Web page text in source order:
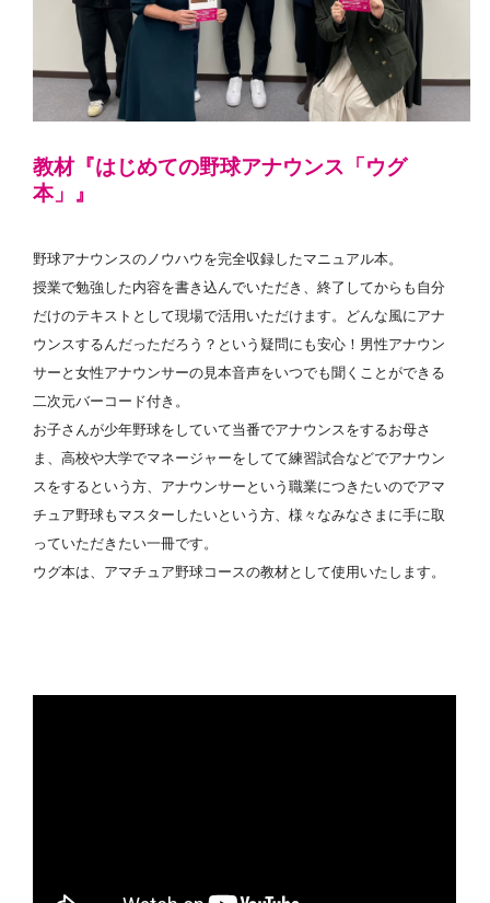
教材『はじめての野球アナウンス「ウグ
本」』
野球アナウンスのノウハウを完全収録したマニュアル本。
授業で勉強した内容を書き込んでいただき、終了してからも自分
だけのテキストとして現場で活用いただけます。どんな風にアナ
ウンスするんだっただろう？という疑問にも安心！男性アナウン
サーと女性アナウンサーの見本音声をいつでも聞くことができる
二次元バーコード付き。
お子さんが少年野球をしていて当番でアナウンスをするお母さ
ま、高校や大学でマネージャーをしてて練習試合などでアナウン
スをするという方、アナウンサーという職業につきたいのでアマ
チュア野球もマスターしたいという方、様々なみなさまに手に取
っていただきたい一冊です。
ウグ本は、アマチュア野球コースの教材として使用いたします。